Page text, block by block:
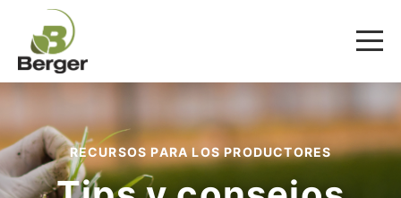
RECURSOS PARA LOS PRODUCTORES